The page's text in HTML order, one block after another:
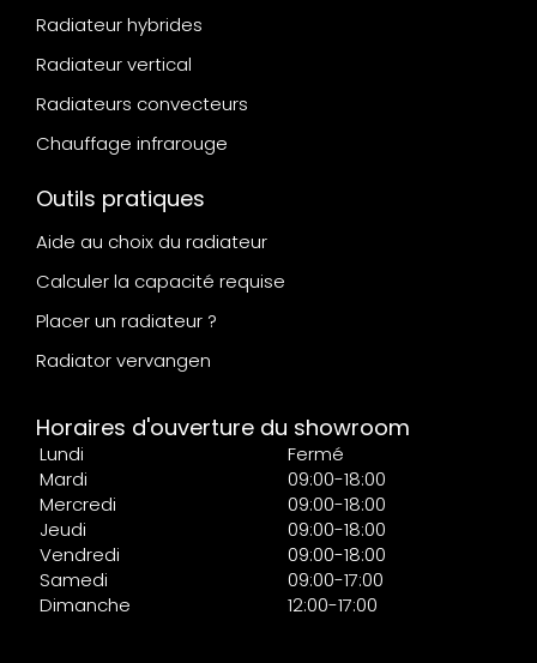
Radiateur hybrides
Radiateur vertical
Radiateurs convecteurs
Chauffage infrarouge
Outils pratiques
Aide au choix du radiateur
Calculer la capacité requise
Placer un radiateur ?
Radiator vervangen
Horaires d'ouverture du showroom
Lundi
Fermé
Mardi
09:00-18:00
Mercredi
09:00-18:00
Jeudi
09:00-18:00
Vendredi
09:00-18:00
Samedi
09:00-17:00
Dimanche
12:00-17:00